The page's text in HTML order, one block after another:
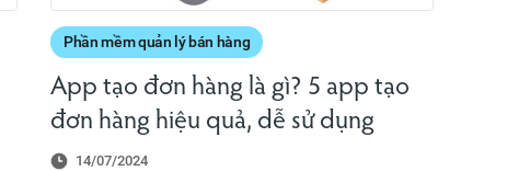
Phần mềm quản lý bán hàng
App tạo đơn hàng là gì? 5 app tạo
đơn hàng hiệu quả, dễ sử dụng
14/07/2024